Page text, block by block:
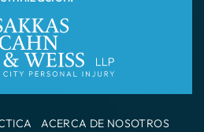
ACERCA DE NOSOTROS